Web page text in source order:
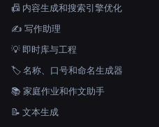
📠 内容生成和搜索引擎优化
✍️ 写作助理
💡 即时库与工程
🏷️ 名称、口号和命名生成器
📚 家庭作业和作文助手
📝 文本生成